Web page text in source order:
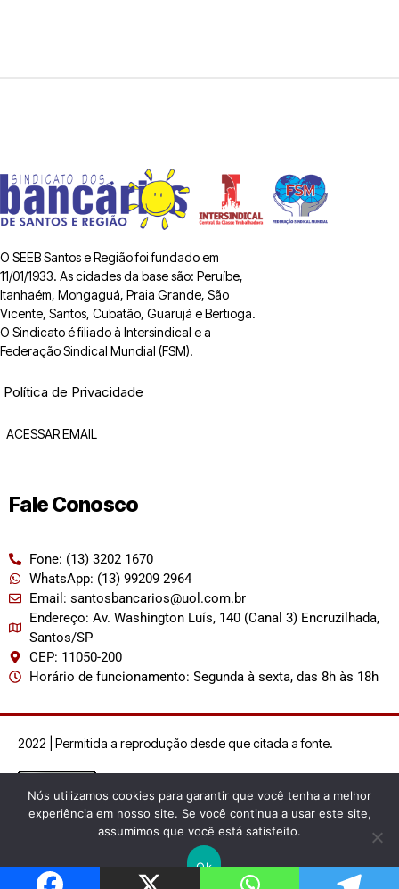
O SEEB Santos e Região foi fundado em
11/01/1933. As cidades da base são: Peruíbe,
Itanhaém, Mongaguá, Praia Grande, São
Vicente, Santos, Cubatão, Guarujá e Bertioga.
O Sindicato é filiado à Intersindical e a
Federação Sindical Mundial (FSM).
Política de Privacidade
ACESSAR EMAIL
Fale Conosco
Fone: (13) 3202 1670
WhatsApp: (13) 99209 2964
Email: santosbancarios@uol.com.br
Endereço: Av. Washington Luís, 140 (Canal 3) Encruzilhada,
Santos/SP
CEP: 11050-200
Horário de funcionamento: Segunda à sexta, das 8h às 18h
2022 | Permitida a reprodução desde que citada a fonte.
Nós utilizamos cookies para garantir que você tenha a melhor
experiência em nosso site. Se você continua a usar este site,
assumimos que você está satisfeito.
Ok